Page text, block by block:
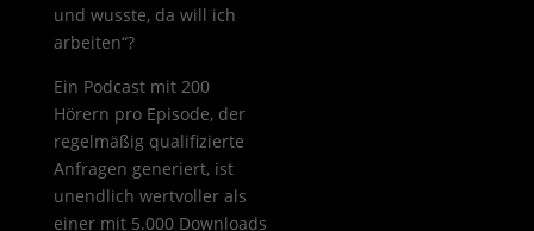
und wusste, da will ich
arbeiten“?
Ein Podcast mit 200
Hörern pro Episode, der
regelmäßig qualifizierte
Anfragen generiert, ist
unendlich wertvoller als
einer mit 5.000 Downloads